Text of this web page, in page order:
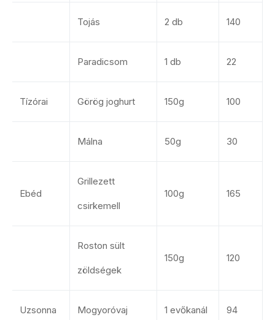
Tojás 2 db 140
Paradicsom 1 db 22
Tízórai Görög joghurt 150g 100
Málna 50g 30
Ebéd
Grillezett
csirkemell
100g 165
Roston sült
zöldségek
150g 120
Uzsonna Mogyoróvaj 1 evőkanál 94